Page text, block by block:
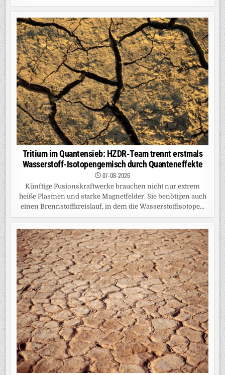
Tritium im Quantensieb: HZDR-Team trennt erstmals
Wasserstoff-Isotopengemisch durch Quanteneffekte
07-08-2026
Künftige Fusionskraftwerke brauchen nicht nur extrem
heiße Plasmen und starke Magnetfelder. Sie benötigen auch
einen Brennstoffkreislauf, in dem die Wasserstoffisotope...